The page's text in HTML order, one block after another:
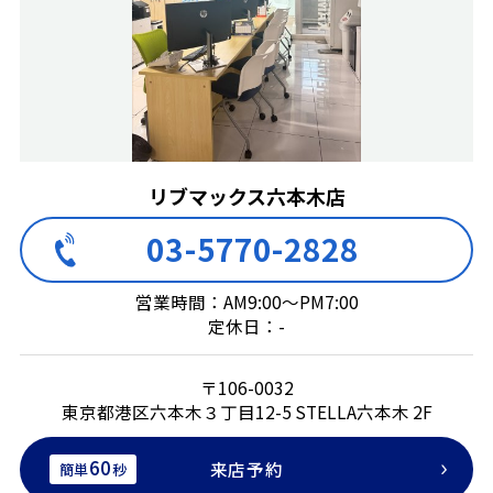
リブマックス六本木店
03-5770-2828
営業時間：AM9:00～PM7:00
定休日：-
〒106-0032
東京都港区六本木３丁目12-5 STELLA六本木 2F
簡単60秒 来店予約